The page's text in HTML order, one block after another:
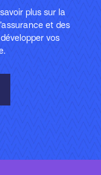
plus sur la
et des
vos